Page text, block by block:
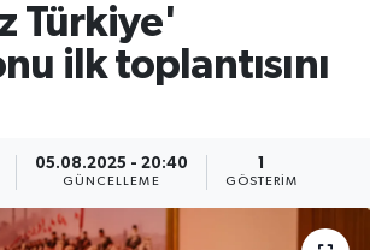
Türkiye'
ilk toplantısını
05.08.2025 - 20:40
GÜNCELLEME GÖSTERIM